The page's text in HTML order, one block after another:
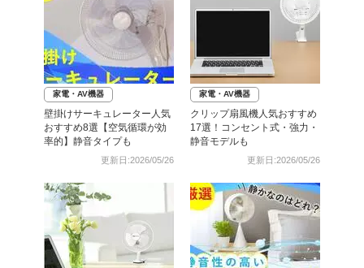
家電・AV機器
壁掛けサーキュレーター人気
おすすめ8選【空気循環が効
率的】静音タイプも
更新日:2026/05/26
家電・AV機器
クリップ扇風機人気おすすめ
17選！コンセント式・強力・
静音モデルも
更新日:2026/05/26